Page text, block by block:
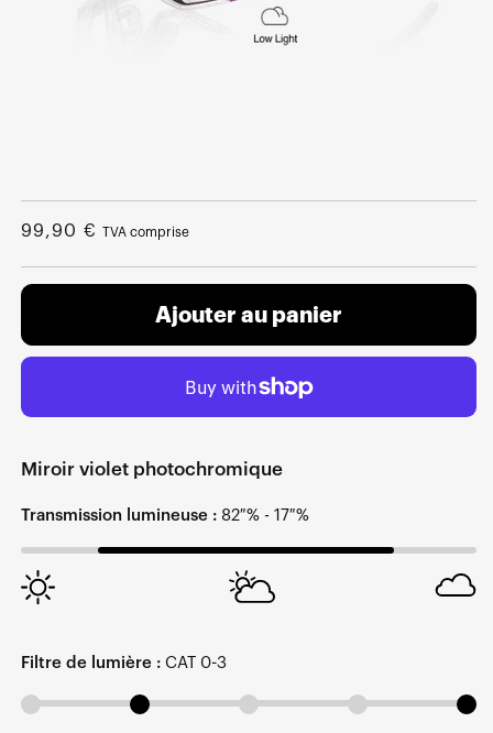
le
média
1
une
fenêtre
Prix
99,90 € TVA comprise
Ajouter au panier
Miroir violet photochromique
Transmission lumineuse : 82 % - 17 %
Filtre de lumière : CAT 0-3